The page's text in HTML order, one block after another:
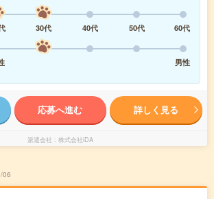
30代 40代 50代
60代
男性
応募へ進む 詳しく見る
派遣会社 株式会社iDA
06